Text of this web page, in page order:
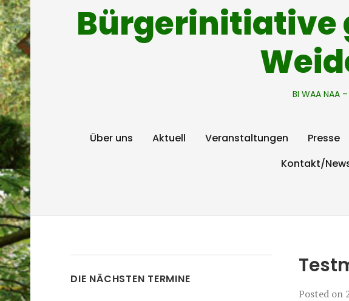
Bürgerinitiative
BI WAA
Über uns Aktuell Veranstaltungen Presse
Kontakt/
Posted on
DIE NÄCHSTEN TERMINE